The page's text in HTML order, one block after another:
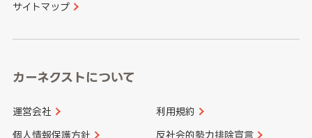
サイトマップ
カーネクストについて
運営会社 利用規約
個人情報保護方針 反社会的勢力排除宣言